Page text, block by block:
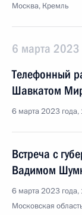
Москва, Кремль
6 марта 2023
Телефонный
Шавкатом
6 марта 2023 года,
Встреча с
Вадимом
6 марта 2023
Московская